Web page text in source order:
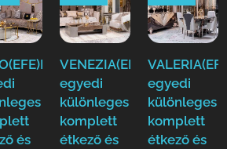
és
VENEZIA(EFE)Luxus
egyedi
különleges
komplett
étkező és
egyedi
különleges
komplett
étkező és